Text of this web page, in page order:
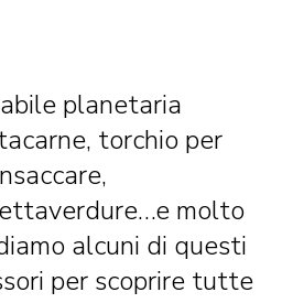
planetaria
torchio per
molto
alcuni di questi
per scoprire tutte